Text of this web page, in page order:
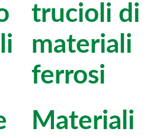
trucioli di
materiali
ferrosi
Materiali